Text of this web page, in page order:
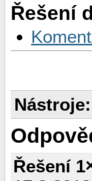
Řešení
Nástroje:
Řešení